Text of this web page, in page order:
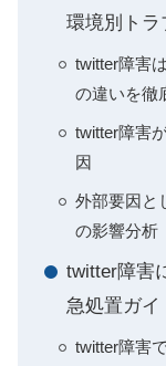
環境別トラ
twitter障害
の違いを徹
twitter障害
因
外部要因と
の影響分析
twitter障害
急処置ガイ
twitter障害